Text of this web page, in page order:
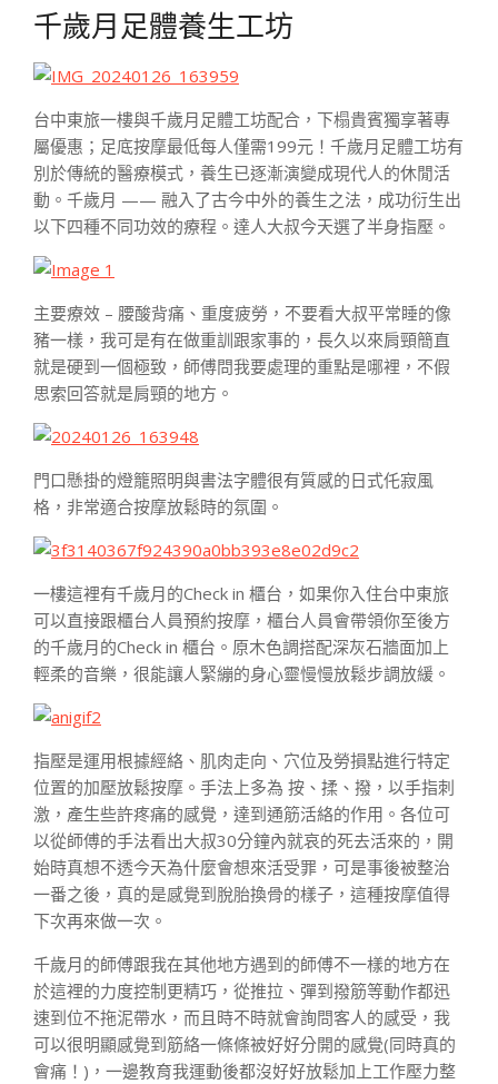
千歲月足體養生工坊
台中東旅一樓與千歲月足體工坊配合，下榻貴賓獨享著專
屬優惠；足底按摩最低每人僅需199元！千歲月足體工坊有
別於傳統的醫療模式，養生已逐漸演變成現代人的休閒活
動。千歲月 —— 融入了古今中外的養生之法，成功衍生出
以下四種不同功效的療程。達人大叔今天選了半身指壓。
主要療效 – 腰酸背痛、重度疲勞，不要看大叔平常睡的像
豬一樣，我可是有在做重訓跟家事的，長久以來肩頸簡直
就是硬到一個極致，師傅問我要處理的重點是哪裡，不假
思索回答就是肩頸的地方。
門口懸掛的燈籠照明與書法字體很有質感的日式仛寂風
格，非常適合按摩放鬆時的氛圍。
一樓這裡有千歲月的Check in 櫃台，如果你入住台中東旅
可以直接跟櫃台人員預約按摩，櫃台人員會帶領你至後方
的千歲月的Check in 櫃台。原木色調搭配深灰石牆面加上
輕柔的音樂，很能讓人緊繃的身心靈慢慢放鬆步調放緩。
指壓是運用根據經絡、肌肉走向、穴位及勞損點進行特定
位置的加壓放鬆按摩。手法上多為 按、揉、撥，以手指刺
激，產生些許疼痛的感覺，達到通筋活絡的作用。各位可
以從師傅的手法看出大叔30分鐘內就哀的死去活來的，開
始時真想不透今天為什麼會想來活受罪，可是事後被整治
一番之後，真的是感覺到脫胎換骨的樣子，這種按摩值得
下次再來做一次。
千歲月的師傅跟我在其他地方遇到的師傅不一樣的地方在
於這裡的力度控制更精巧，從推拉、彈到撥筋等動作都迅
速到位不拖泥帶水，而且時不時就會詢問客人的感受，我
可以很明顯感覺到筋絡一條條被好好分開的感覺(同時真的
會痛！)，一邊教育我運動後都沒好好放鬆加上工作壓力整